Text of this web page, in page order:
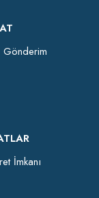
Gönderim
İmkanı